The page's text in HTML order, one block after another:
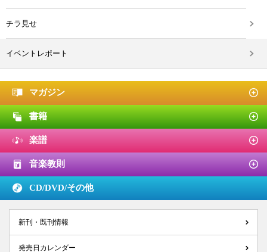
チラ見せ
イベントレポート
マガジン
書籍
楽譜
音楽教則
CD/DVD/その他
新刊・既刊情報
発売日カレンダー